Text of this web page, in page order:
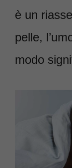
è un
pelle,
modo